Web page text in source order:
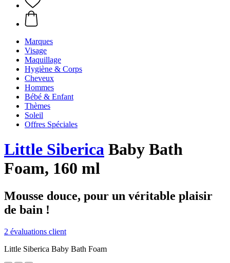
Marques
Visage
Maquillage
Hygiène & Corps
Cheveux
Hommes
Bébé & Enfant
Thèmes
Soleil
Offres Spéciales
Little Siberica Baby Bath
Foam, 160 ml
Mousse douce, pour un véritable plaisir
de bain !
2 évaluations client
Little Siberica Baby Bath Foam